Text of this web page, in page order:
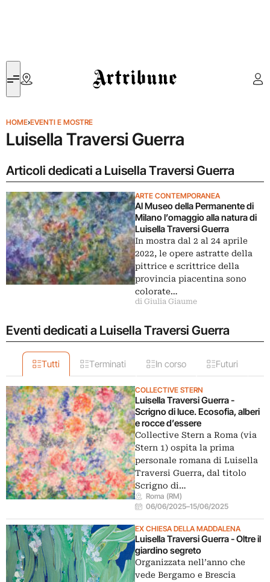
Artribune
HOME›EVENTI E MOSTRE
Luisella Traversi Guerra
Articoli dedicati a Luisella Traversi Guerra
ARTE CONTEMPORANEA
Al Museo della Permanente di
Milano l’omaggio alla natura di
Luisella Traversi Guerra
In mostra dal 2 al 24 aprile
2022, le opere astratte della
pittrice e scrittrice della
provincia piacentina sono
colorate…
di Giulia Giaume
Eventi dedicati a Luisella Traversi Guerra
Tutti Terminati In corso Futuri
COLLECTIVE STERN
Luisella Traversi Guerra -
Scrigno di luce. Ecosofia, alberi
e rocce d’essere
Collective Stern a Roma (via
Stern 1) ospita la prima
personale romana di Luisella
Traversi Guerra, dal titolo
Scrigno di…
Roma (RM)
06/06/2025–15/06/2025
EX CHIESA DELLA MADDALENA
Luisella Traversi Guerra - Oltre il
giardino segreto
Organizzata nell’anno che
vede Bergamo e Brescia